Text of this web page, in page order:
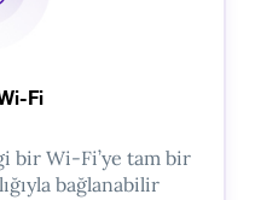
Fi
bir Wi-Fi’ye tam bir
bağlanabilir